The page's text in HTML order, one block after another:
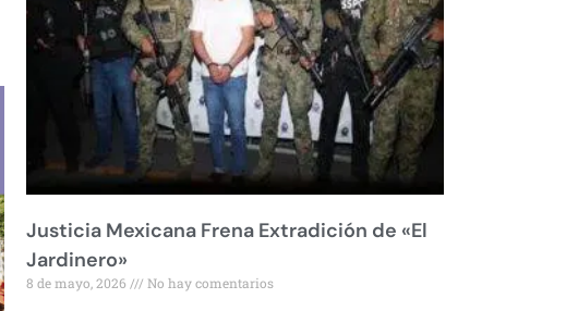
Justicia Mexicana Frena Extradición de «El
Jardinero»
8 de mayo, 2026 No hay comentarios